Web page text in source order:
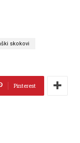
skokovi
Pinterest